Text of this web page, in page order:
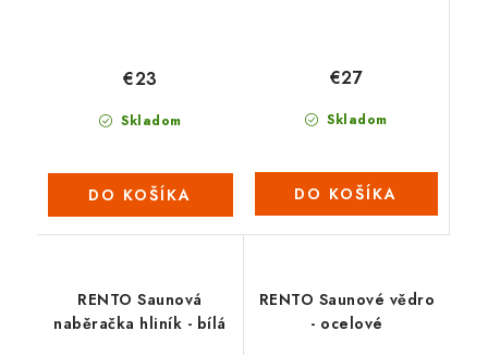
Skladom
€23
DO KOŠÍKA
Skladom
€27
DO KOŠÍKA
RENTO Saunová
naběračka hliník - bílá
RENTO Saunové vědro
- ocelové